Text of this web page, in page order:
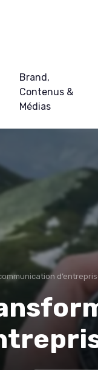
Brand,
Contenus &
Médias